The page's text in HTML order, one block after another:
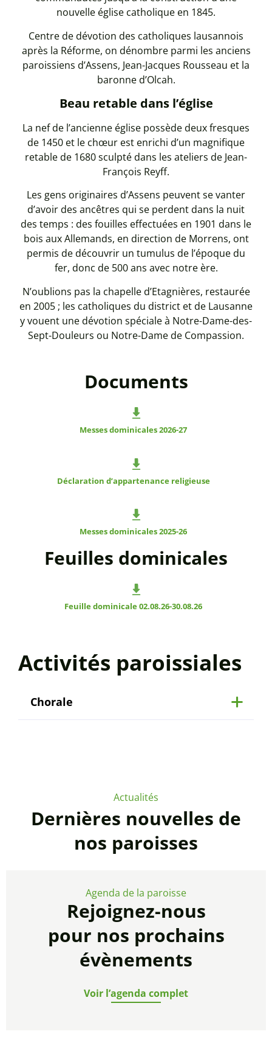
nouvelle église catholique en 1845.
Centre de dévotion des catholiques lausannois
après la Réforme, on dénombre parmi les anciens
paroissiens d’Assens, Jean-Jacques Rousseau et la
baronne d’Olcah.
Beau retable dans l’église
La nef de l’ancienne église possède deux fresques
de 1450 et le chœur est enrichi d’un magnifique
retable de 1680 sculpté dans les ateliers de Jean-
François Reyff.
Les gens originaires d’Assens peuvent se vanter
d’avoir des ancêtres qui se perdent dans la nuit
des temps : des fouilles effectuées en 1901 dans le
bois aux Allemands, en direction de Morrens, ont
permis de découvrir un tumulus de l’époque du
fer, donc de 500 ans avec notre ère.
N’oublions pas la chapelle d’Etagnières, restaurée
en 2005 ; les catholiques du district et de Lausanne
y vouent une dévotion spéciale à Notre-Dame-des-
Sept-Douleurs ou Notre-Dame de Compassion.
Documents
Messes dominicales 2026-27
Déclaration d’appartenance religieuse
Messes dominicales 2025-26
Feuilles dominicales
Feuille dominicale 02.08.26-30.08.26
Activités paroissiales
Chorale
Actualités
Dernières nouvelles de
nos paroisses
Agenda de la paroisse
Rejoignez-nous
pour nos prochains
évènements
Voir l’agenda complet